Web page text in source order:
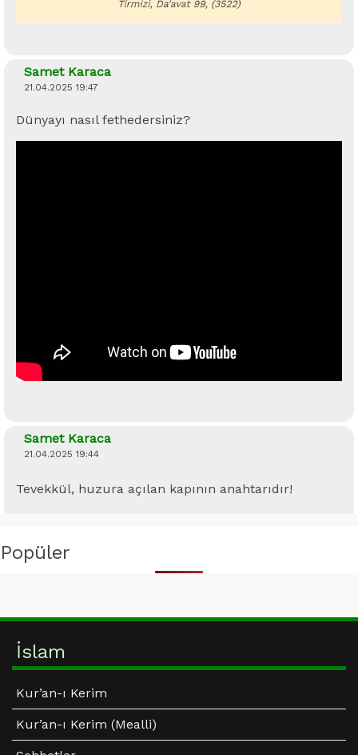
Samet Karaca
21.04.2025 19:47
Dünyayı nasıl fethedersiniz?
Samet Karaca
21.04.2025 19:44
Tevekkül, huzura açılan kapının anahtarıdır!
23.02.2025 11:08
وَمَا لَكُمْ لَا تُقَاتِلُونَ ف۪ي سَب۪يلِ اللّٰهِ وَالْمُسْتَضْعَف۪ينَ مِنَ
الرِّجَالِ وَالنِّسَٓاءِ وَالْوِلْدَانِ الَّذ۪ينَ يَقُولُونَ رَبَّنَٓا اَخْرِجْنَا مِنْ
هٰذِهِ الْقَرْيَةِ الظَّالِمِ اَهْلُهَاۚ وَاجْعَلْ لَنَا مِنْ لَدُنْكَ وَلِياًّۚ
وَاجْعَلْ لَنَا مِنْ لَدُنْكَ نَص۪يراًۜ
Popüler
İslam
Kur’an-ı Kerim
Kur’an-ı Kerim (Mealli)